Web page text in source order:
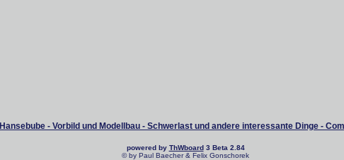
Hansebube - Vorbild und Modellbau - Schwerlast und andere interessante Dinge -
powered by ThWboard3 Beta 2.84
© by Paul Baecher & Felix Gonschorek